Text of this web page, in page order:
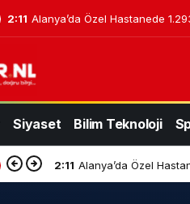
2:11 Alanya’da Özel Hastanede
Siyaset Bilim Teknoloji
2:11 Alanya’da Özel